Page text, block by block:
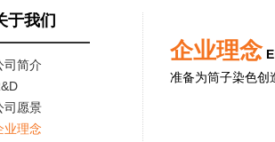
于我们
司简介
司愿景
业理念
企业理念
准备为筒子染色创